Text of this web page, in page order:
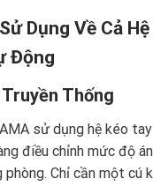
Dụng Về Cả
Động
Thống
sử dụng hệ kéo
điều chỉnh mức độ
phòng. Chỉ cần một cú